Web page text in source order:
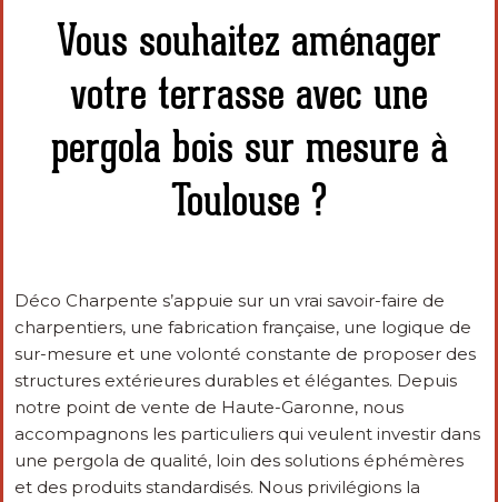
Vous souhaitez aménager
votre terrasse avec une
pergola bois sur mesure à
Toulouse ?
Déco Charpente s’appuie sur un vrai savoir-faire de
charpentiers, une fabrication française, une logique de
sur-mesure et une volonté constante de proposer des
structures extérieures durables et élégantes. Depuis
notre point de vente de Haute-Garonne, nous
accompagnons les particuliers qui veulent investir dans
une pergola de qualité, loin des solutions éphémères
et des produits standardisés. Nous privilégions la